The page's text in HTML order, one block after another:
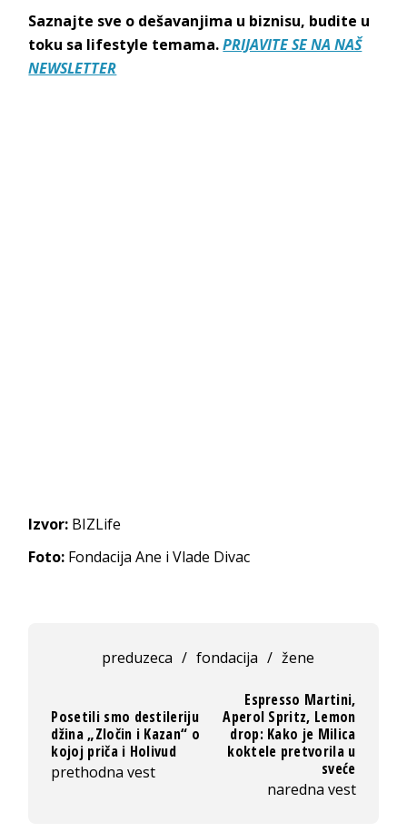
Saznajte sve o dešavanjima u biznisu, budite u
toku sa lifestyle temama.PRIJAVITE SE NA NAŠ
NEWSLETTER
Izvor: BIZLife
Foto: Fondacija Ane i Vlade Divac
preduzeca / fondacija / žene
Posetili smo destileriju
džina „Zločin i Kazan“ o
kojoj priča i Holivud
prethodna vest
Espresso Martini,
Aperol Spritz, Lemon
drop: Kako je Milica
koktele pretvorila u
sveće
naredna vest